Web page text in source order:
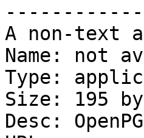
A non-text
Name: not
Type:
Size: 195
Desc: